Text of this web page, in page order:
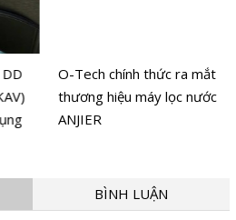
O-Tech chính thức ra mắt
thương hiệu máy lọc nước
ANJIER
BÌNH LUẬN